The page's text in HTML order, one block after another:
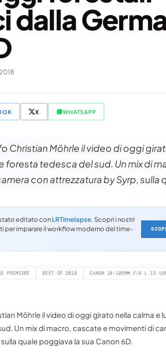
dalla
X WHATSAPP
Christian Möhrle il video di oggi
foresta tedesca del sud. Un mix di
con attrezzatura by Syrp, sulla
editato conLRTimelapse. Scopri i nostri
per imparare il workflow moderno del time-
PREMIERE BEST OF 2018 CANON 24-105MM F/4 L IS
Möhrle il video di oggi girato nella calma e
Un mix di macro, cascate e movimenti di
quale poggiava la sua Canon 6D.